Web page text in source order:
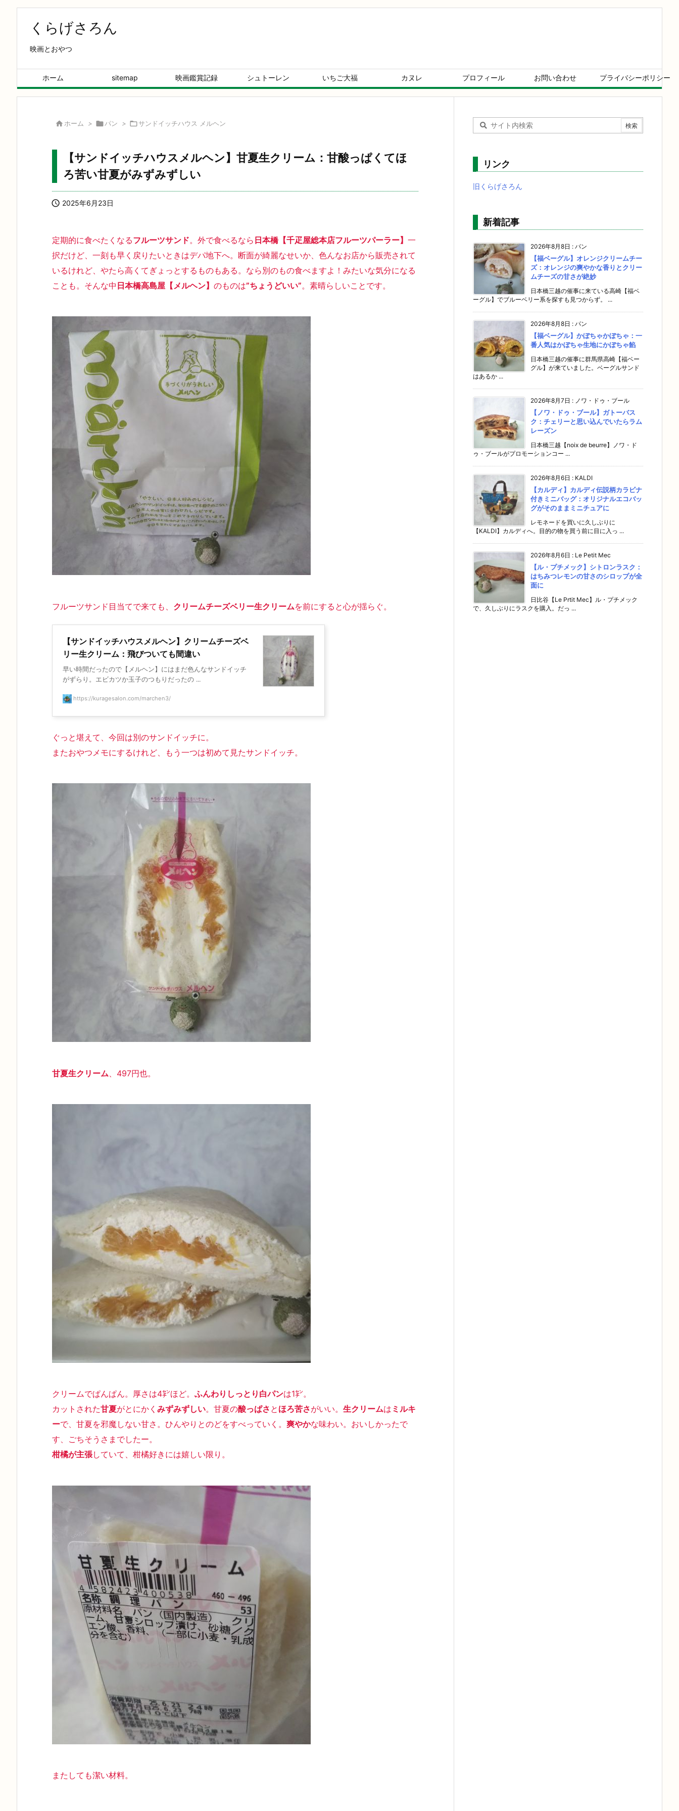
くらげさろん
映画とおやつ
ホーム sitemap 映画鑑賞記録 シュトーレン いちご大福 カヌレ プロフィール お問い合わせ プライバシーポリシー
 ホーム > パン > サンドイッチハウス メルヘン
【サンドイッチハウスメルヘン】甘夏生クリーム：甘酸っぱくてほ
ろ苦い甘夏がみずみずしい
 2025年6月23日
定期的に食べたくなるフルーツサンド。外で食べるなら 日本橋【千疋屋総本店フルーツパーラー】 一
択だけど、一刻も早く戻りたいときはデパ地下へ。断面が綺麗なせいか、色んなお店から販売されて
いるけれど、やたら高くてぎょっとするものもある。なら別のもの食べますよ！みたいな気分になる
ことも。そんな中 日本橋高島屋【メルヘン】 のものは”ちょうどいい”。素晴らしいことです。
フルーツサンド目当てで来ても、 クリームチーズベリー生クリームを前にすると心が揺らぐ。
【サンドイッチハウスメルヘン】クリームチーズベ
リー生クリーム：飛びついても間違い
早い時間だったので【メルヘン】にはまだ色んなサンドイッチ
がずらり。エビカツか玉子のつもりだったの ...
https://kuragesalon.com/marchen3/
ぐっと堪えて、今回は別のサンドイッチに。
またおやつメモにするけれど、もう一つは初めて見たサンドイッチ。
甘夏生クリーム 、497円也。
クリームでぱんぱん。厚さは4㌢ほど。 ふんわりしっとり白パンは1㌢。
カットされた甘夏がとにかく みずみずしい。 甘夏の酸っぱさ と ほろ苦さがいい。 生クリームは ミルキ
ーで、 甘夏を邪魔しない甘さ 。ひんやりとのどをすべっていく。 爽やかな味わい。おいしかったで
す、ごちそうさまでしたー。
柑橘が主張していて、柑橘好きには嬉しい限り。
またしても潔い材料。
リンク
旧くらげさろん
新着記事
2026年8月8日 : パン
【福ベーグル】オレンジクリームチー
ズ：オレンジの爽やかな香りとクリー
ムチーズの甘さが絶妙
日本橋三越の催事に来ている高崎【福ベ
ーグル】でブルーベリー系を探すも見つからず。 ...
2026年8月8日 : パン
【福ベーグル】かぼちゃかぼちゃ：一
番人気はかぼちゃ生地にかぼちゃ餡
日本橋三越の催事に群馬県高崎【福ベー
グル】が来ていました。ベーグルサンド
はあるか ...
2026年8月7日 : ノワ・ドゥ・ブール
【ノワ・ドゥ・ブール】ガトーバス
ク：チェリーと思い込んでいたらラム
レーズン
日本橋三越【noix de beurre】ノワ・ド
ゥ・ブールがプロモーションコー ...
2026年8月6日 : KALDI
【カルディ】カルディ伝説柄カラビナ
付きミニバッグ：オリジナルエコバッ
グがそのままミニチュアに
レモネードを買いに久しぶりに
【KALDI】カルディへ。目的の物を買う前に目に入っ ...
2026年8月6日 : Le Petit Mec
【ル・プチメック】シトロンラスク：
はちみつレモンの甘さのシロップが全
面に
日比谷【Le Prtit Mec】ル・プチメック
で、久しぶりにラスクを購入。だっ ...